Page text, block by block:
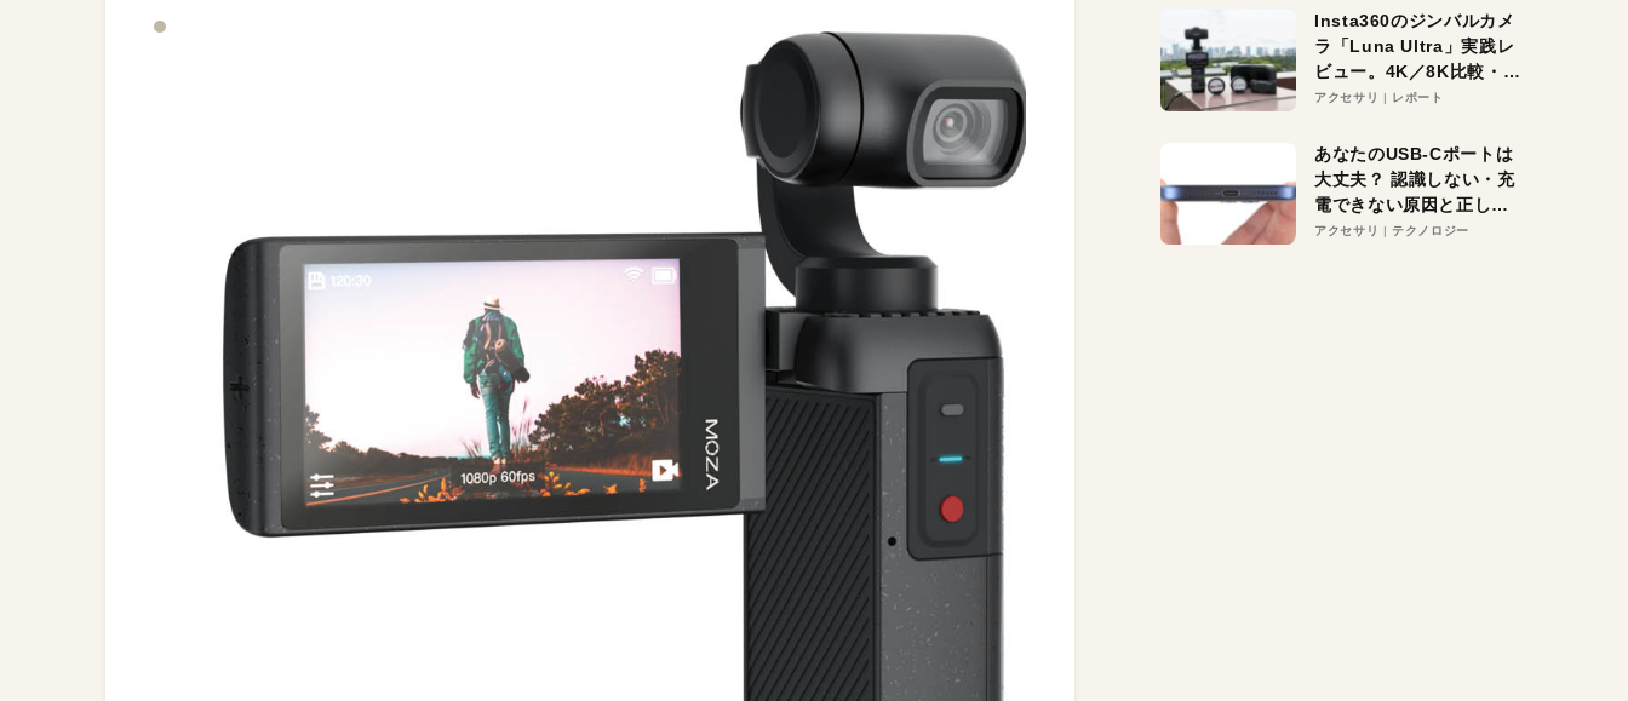
る未来はすぐそこ！
Insta360のジンバルカメ
ラ「Luna Ultra」実践レ
ビュー。4K／8K比較・ズ
ーム・夜間撮影をチェッ
アクセサリ レポート
あなたのUSB-Cポートは
大丈夫？ 認識しない・充
電できない原因と正しい
対策
アクセサリ テクノロジー